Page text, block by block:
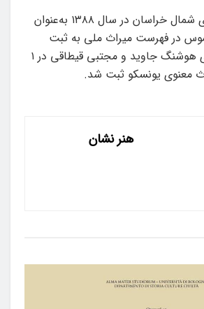
موسیقی بخشی‌های شمال خراسان در سال ۱۳۸۸ به‌عنوان
در فهرست میراث ملی به ثبت
رسید و با تلاش‌های هوشنگ جاوید و مجتبی قیطاقی در ۱
هنر نشان